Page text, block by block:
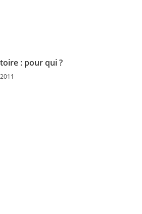
: pour qui ?